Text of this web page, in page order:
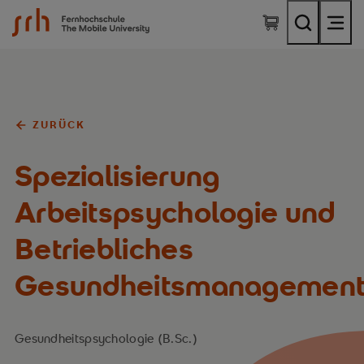
SRH Fernhochschule - The Mobile University
ZURÜCK
Spezialisierung
Arbeitspsychologie und
Betriebliches
Gesundheitspsychologie (B.Sc.)